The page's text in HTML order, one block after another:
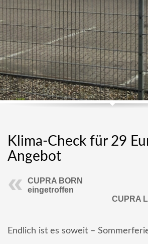
Klima-Check für 29
Angebot
CUPRA BORN
eingetroffen
CUPRA
Endlich ist es soweit –